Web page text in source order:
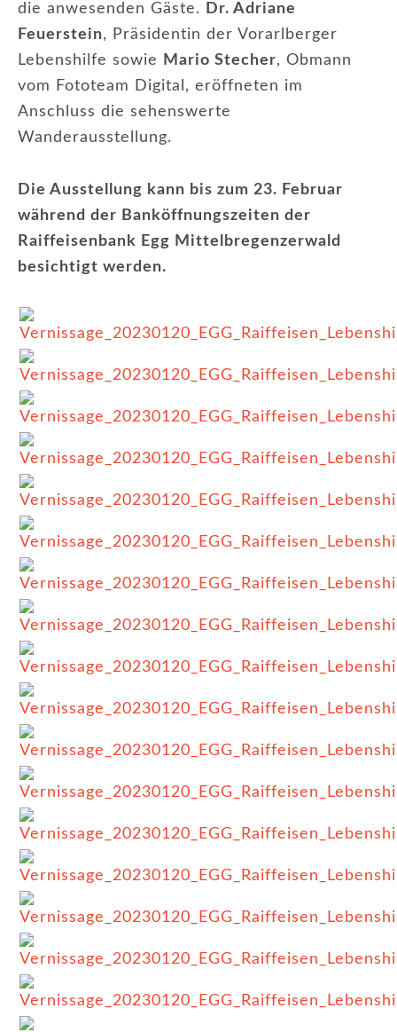
die anwesenden Gäste.
Dr. Adriane
Feuerstein, Präsidentin der Vorarlberger
Lebenshilfe sowie
Mario Stecher, Obmann
vom Fototeam Digital, eröffneten im
Anschluss die sehenswerte
Wanderausstellung.
Die Ausstellung kann bis zum 23. Februar
während der Banköffnungszeiten der
Raiffeisenbank Egg Mittelbregenzerwald
besichtigt werden.